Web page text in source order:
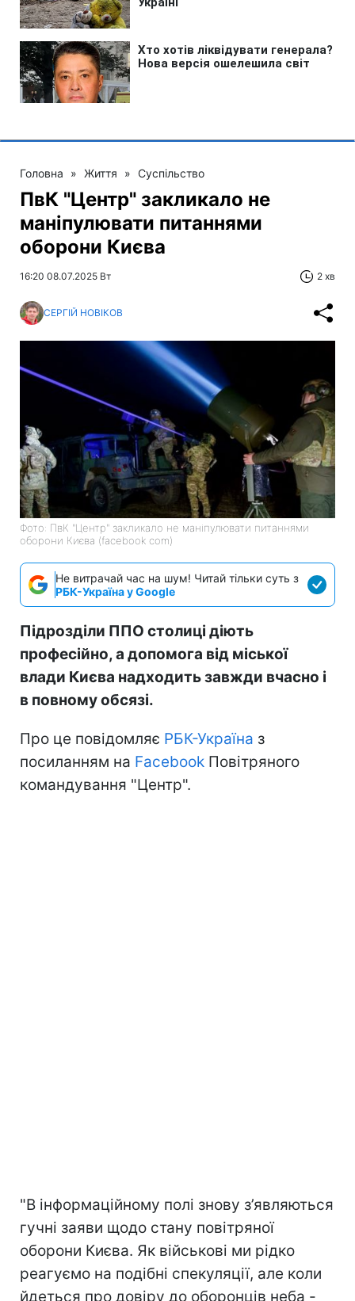
Головна » Життя » Суспільство
ПвК "Центр" закликало не
маніпулювати питаннями
оборони Києва
16:20 08.07.2025 Вт 2 хв
СЕРГІЙ НОВІКОВ
Фото: ПвК "Центр" закликало не маніпулювати питаннями
оборони Києва (facebook com)
Не витрачай час на шум! Читай тільки суть з
РБК-Україна у Google
Підрозділи ППО столиці діють
професійно, а допомога від міської
влади Києва надходить завжди вчасно і
в повному обсязі.
Про це повідомляє РБК-Україна з
посиланням на Facebook Повітряного
командування "Центр".
"В інформаційному полі знову з’являються
гучні заяви щодо стану повітряної
оборони Києва. Як військові ми рідко
реагуємо на подібні спекуляції, але коли
йдеться про довіру до оборонців неба -